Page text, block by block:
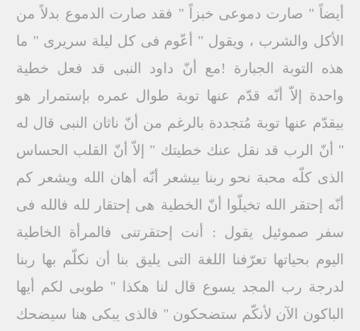
أيضاً " صارت دموعى خبزاً " فقد صارت الدموع بدلاً من
الأكل والشرب ، ويقول " أعّوم فى كل ليلة سريرى " ما
هذه التوبة الجبارة !مع أنّ داود النبى قد فعل خطية
واحدة إلاّ أنّه قدّم عنها توبة طوال عمره بإستمرار هو
بيقدّم عنها توبة مُتجددة بالرغم من أنّ ناثان النبى قال له
" أنّ الرب قد نقل عنك خطيتك " إلاّ أنّ القلب الحساس
الذى كلّه محبة نحو ربنا بيشعر أنّه أهان الله ويشعر كم
أنّه إحتقر الله تخيلّوا أنّ الخطية هى إحتقار لله فالله فى
سفر صموئيل يقول : أنت إحتقرتنى فالمرأة الخاطية
اليوم بحياتها تعرّفنا اللغة التى يليق بنا أن نكلّم بها ربنا
لدرجة رب المجد يسوع قال لنا هكذا " طوبى لكم أيها
الباكون الآن لأنكّم ستضحكون " فالذى يبكى هنا سيضحك